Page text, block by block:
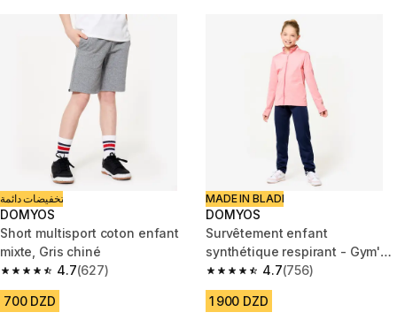
تخفيضات دائمة
DOMYOS
Short multisport coton enfant
mixte, Gris chiné
4.7
4.7 out of 5 stars from 627 reviews
(627)
700 DZD
MADE IN BLADI
DOMYOS
Survêtement enfant
synthétique respirant - Gym'y
rose et pantalon marine
4.7
4.7 out of 5 stars from 756
(756)
1 900 DZD